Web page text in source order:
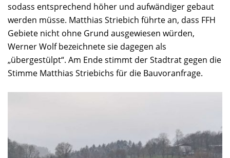
sodass entsprechend höher und aufwändiger gebaut
werden müsse. Matthias Striebich führte an, dass FFH
Gebiete nicht ohne Grund ausgewiesen würden,
Werner Wolf bezeichnete sie dagegen als
„übergestülpt“. Am Ende stimmt der Stadtrat gegen die
Stimme Matthias Striebichs für die Bauvoranfrage.